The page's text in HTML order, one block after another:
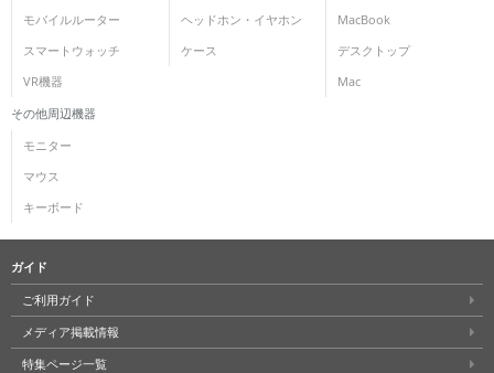
モバイルルーター
スマートウォッチ
VR機器
ヘッドホン・イヤホン
ケース
MacBook
デスクトップ
Mac
その他周辺機器
モニター
マウス
キーボード
ガイド
ご利用ガイド
メディア掲載情報
特集ページ一覧